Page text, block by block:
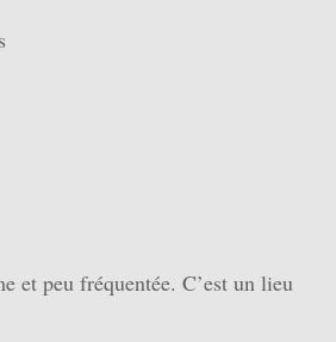
et peu fréquentée. C’est un lieu